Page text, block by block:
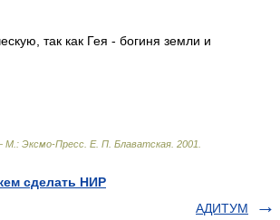
так как Гея - богиня земли и
М.: Эксмо-Пресс Е. П. Блаватская 2001
сделать НИР
АДИТУМ